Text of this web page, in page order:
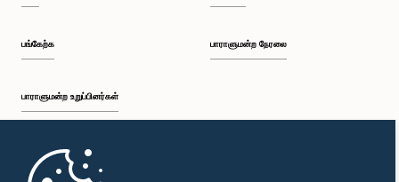
பங்கேற்க
பாராளுமன்ற உறுப்பினர்கள்
முதற்பக்கம்
பாராளுமன்ற நேரலை